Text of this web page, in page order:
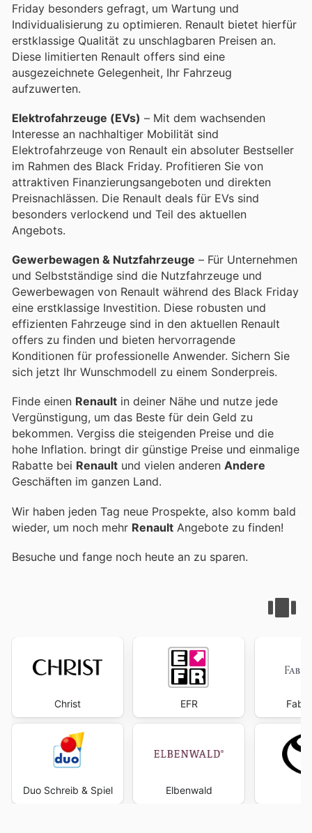
Friday besonders gefragt, um Wartung und
Individualisierung zu optimieren. Renault bietet hierfür
erstklassige Qualität zu unschlagbaren Preisen an.
Diese limitierten Renault offers sind eine
ausgezeichnete Gelegenheit, Ihr Fahrzeug
aufzuwerten.
Elektrofahrzeuge (EVs) – Mit dem wachsenden
Interesse an nachhaltiger Mobilität sind
Elektrofahrzeuge von Renault ein absoluter Bestseller
im Rahmen des Black Friday. Profitieren Sie von
attraktiven Finanzierungsangeboten und direkten
Preisnachlässen. Die Renault deals für EVs sind
besonders verlockend und Teil des aktuellen
Angebots.
Gewerbewagen & Nutzfahrzeuge – Für Unternehmen
und Selbstständige sind die Nutzfahrzeuge und
Gewerbewagen von Renault während des Black Friday
eine erstklassige Investition. Diese robusten und
effizienten Fahrzeuge sind in den aktuellen Renault
offers zu finden und bieten hervorragende
Konditionen für professionelle Anwender. Sichern Sie
sich jetzt Ihr Wunschmodell zu einem Sonderpreis.
Finde einen Renault in deiner Nähe und nutze jede
Vergünstigung, um das Beste für dein Geld zu
bekommen. Vergiss die steigenden Preise und die
hohe Inflation. bringt dir günstige Preise und einmalige
Rabatte bei Renault und vielen anderen Andere
Geschäften im ganzen Land.
Wir haben jeden Tag neue Prospekte, also komm bald
wieder, um noch mehr Renault Angebote zu finden!
Besuche und fange noch heute an zu sparen.
Christ
Duo Schreib & Spiel
EFR
Elbenwald